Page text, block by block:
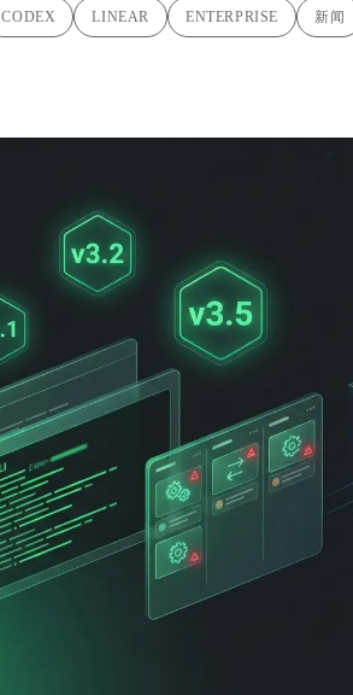
CODEX LINEAR ENTERPRISE 新闻